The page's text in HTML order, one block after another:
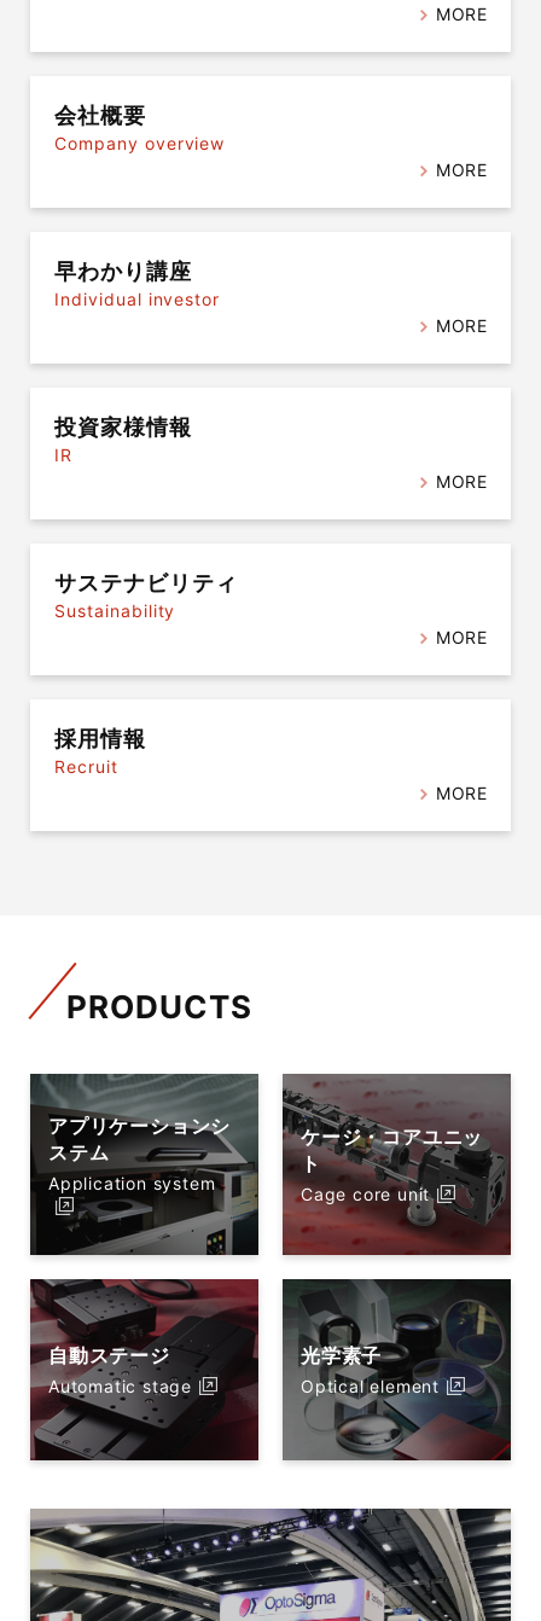
MORE
会社概要
Company overview
MORE
早わかり講座
Individual investor
MORE
投資家様情報
IR
MORE
サステナビリティ
Sustainability
MORE
採用情報
Recruit
MORE
PRODUCTS
アプリケーションシ
ステム
Application system
ケージ・コアユニッ
ト
Cage core unit
自動ステージ
Automatic stage
光学素子
Optical element